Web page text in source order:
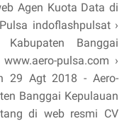
Agen Kuota Data di
indoflashpulsat ›
Banggai
pulsa.com ›
29 Agt 2018 - Aero-
Banggai Kepulauan
di web resmi CV